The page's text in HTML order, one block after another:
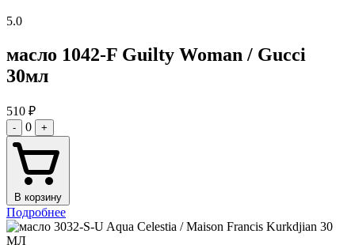
5.0
масло 1042-F Guilty Woman / Gucci
30мл
510 ₽
- 0 +
В корзину
Подробнее